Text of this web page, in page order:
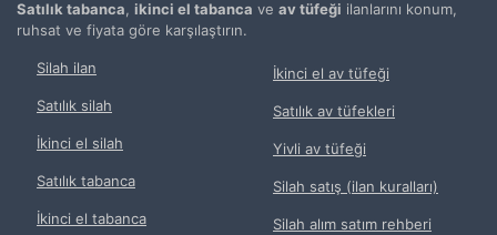
Satılık tabanca ikinci el tabanca ve av tüfeği ilanlarını konum,
ruhsat ve fiyata göre karşılaştırın.
Silah ilan
Satılık silah
İkinci el silah
Satılık tabanca
İkinci el tabanca
İkinci el av tüfeği
Satılık av tüfekleri
Yivli av tüfeği
Silah satış (ilan kuralları)
Silah alım satım rehberi